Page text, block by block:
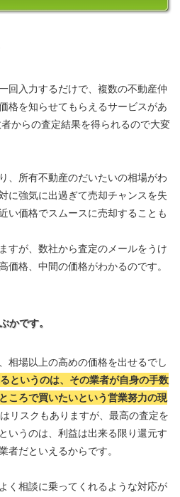
回入力するだけで、複数の不動産仲
格を知らせてもらえるサービスがあ
からの査定結果を得られるので大変
、所有不動産のだいたいの相場がわ
に強気に出過ぎて売却チャンスを失
い価格でスムースに売却することも
すが、数社から査定のメールをうけ
価格、中間の価格がわかるのです。
かです。
相場以上の高めの価格を出せるでし
というのは、その業者が自身の手数
ころで買いたいという営業努力の現
リスクもありますが、最高の査定を
いうのは、利益は出来る限り還元す
者だといえるからです。
く相談に乗ってくれるような対応が